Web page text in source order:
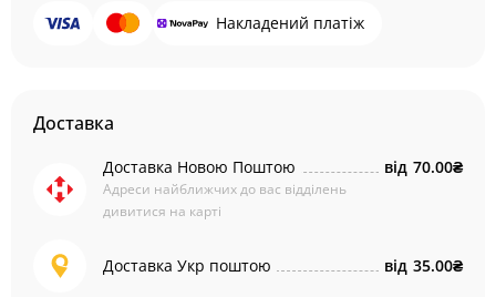
Накладений платіж
Доставка
Доставка Новою Поштою
Адреси найближчих до вас відділень
дивитися на карті
від 70.00₴
Доставка Укр поштою від 35.00₴